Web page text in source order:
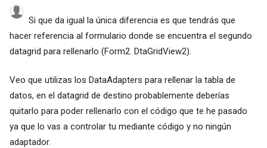
Si que da igual la única diferencia es que tendrás que
hacer referencia al formulario donde se encuentra el segundo
datagrid para rellenarlo (Form2. DtaGridView2).
Veo que utilizas los DataAdapters para rellenar la tabla de
datos, en el datagrid de destino probablemente deberías
quitarlo para poder rellenarlo con el código que te he pasado
ya que lo vas a controlar tu mediante código y no ningún
adaptador.